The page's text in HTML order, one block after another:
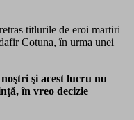
titlurile de eroi martiri
Cotuna, în urma unei
şi acest lucru nu
în vreo decizie